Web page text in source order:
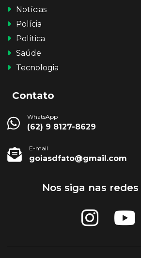
Notícias
Polícia
Política
Saúde
Tecnologia
Contato
WhatsApp
(62) 9 8127-8629
E-mail
goiasdfato@gmail.com
Nos siga nas redes